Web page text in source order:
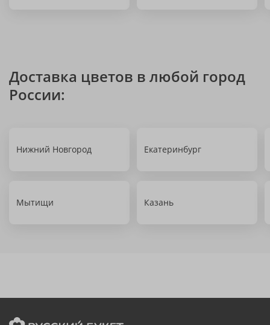
Доставка цветов в любой город
России:
Нижний Новгород Екатеринбург
Мытищи Казань